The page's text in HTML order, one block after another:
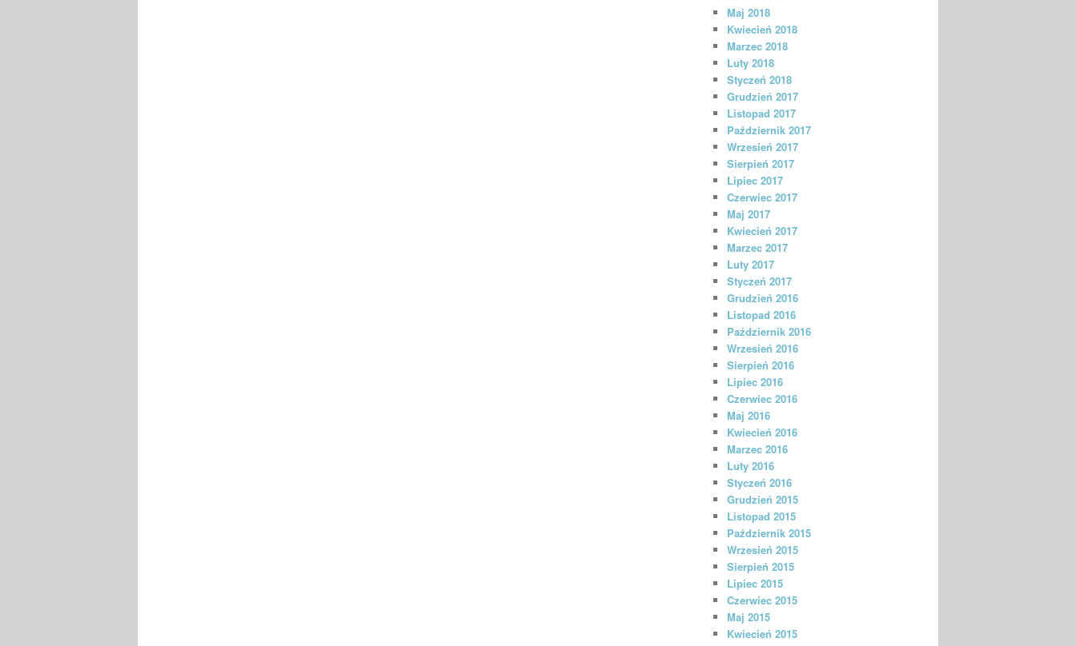
Maj 2018
Kwiecień 2018
Marzec 2018
Luty 2018
Styczeń 2018
Grudzień 2017
Listopad 2017
Październik 2017
Wrzesień 2017
Sierpień 2017
Lipiec 2017
Czerwiec 2017
Maj 2017
Kwiecień 2017
Marzec 2017
Luty 2017
Styczeń 2017
Grudzień 2016
Listopad 2016
Październik 2016
Wrzesień 2016
Sierpień 2016
Lipiec 2016
Czerwiec 2016
Maj 2016
Kwiecień 2016
Marzec 2016
Luty 2016
Styczeń 2016
Grudzień 2015
Listopad 2015
Październik 2015
Wrzesień 2015
Sierpień 2015
Lipiec 2015
Czerwiec 2015
Maj 2015
Kwiecień 2015